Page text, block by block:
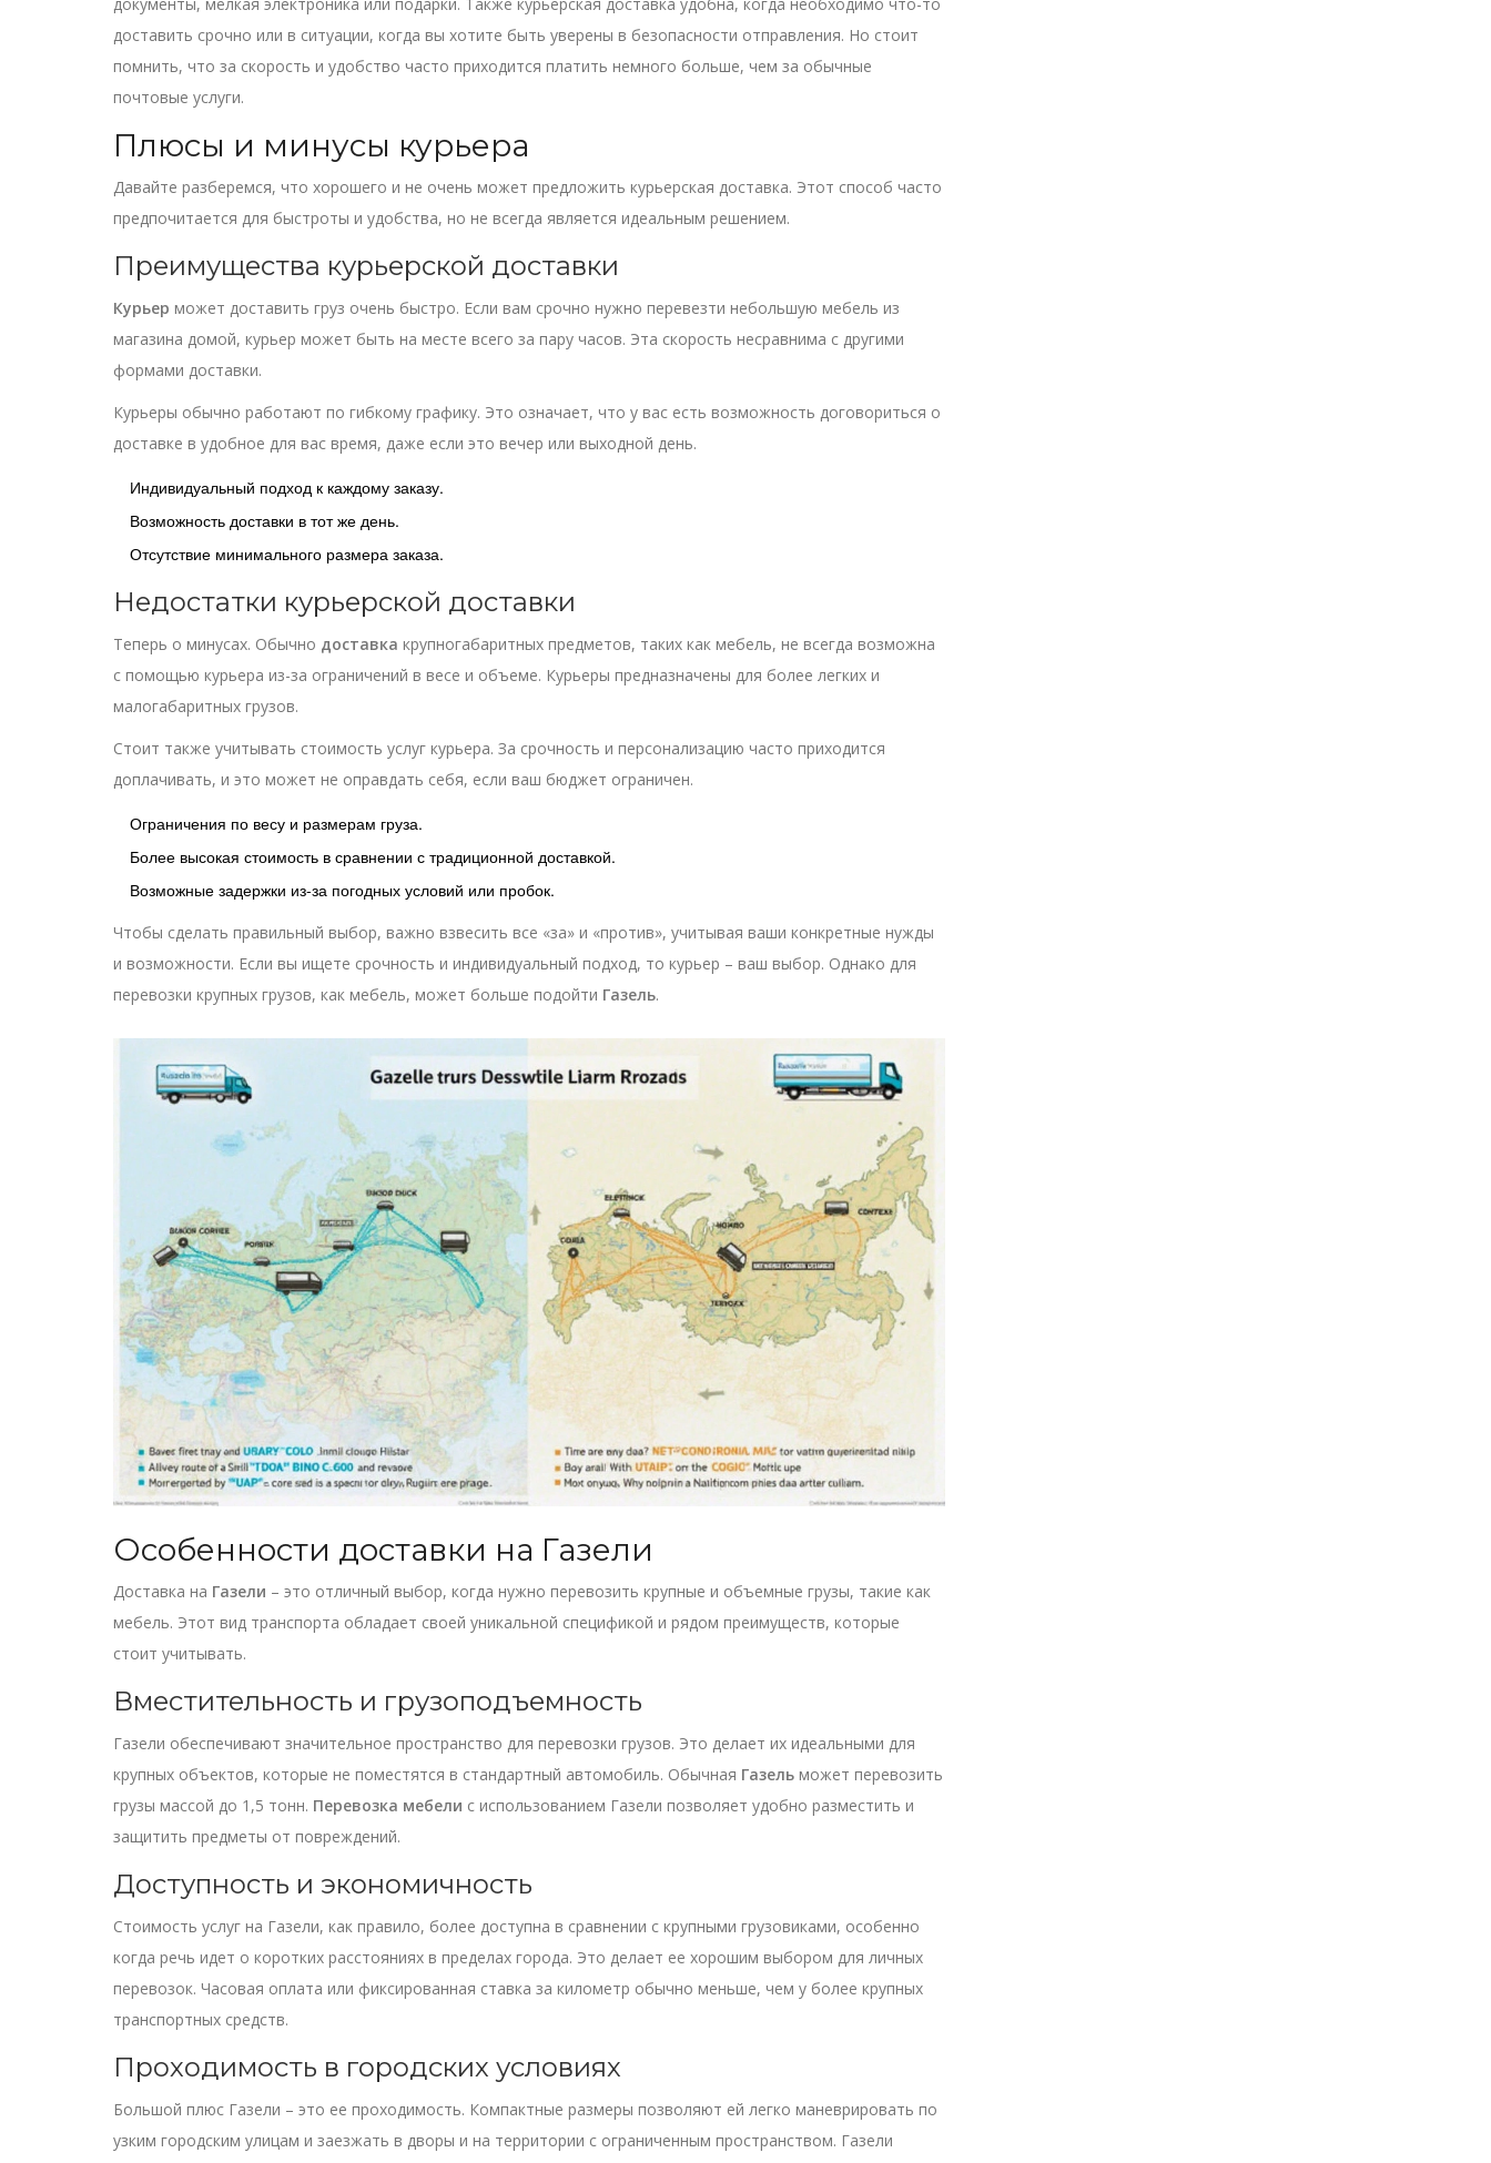
доставить срочно или в ситуации, когда вы хотите быть уверены в безопасности отправления. Но стоит
помнить, что за скорость и удобство часто приходится платить немного больше, чем за обычные
почтовые услуги.
Плюсы и минусы курьера
Давайте разберемся, что хорошего и не очень может предложить курьерская доставка. Этот способ часто
предпочитается для быстроты и удобства, но не всегда является идеальным решением.
Преимущества курьерской доставки
Курьер может доставить груз очень быстро. Если вам срочно нужно перевезти небольшую мебель из
магазина домой, курьер может быть на месте всего за пару часов. Эта скорость несравнима с другими
формами доставки.
Курьеры обычно работают по гибкому графику. Это означает, что у вас есть возможность договориться о
доставке в удобное для вас время, даже если это вечер или выходной день.
Индивидуальный подход к каждому заказу.
Возможность доставки в тот же день.
Отсутствие минимального размера заказа.
Недостатки курьерской доставки
Теперь о минусах. Обычно доставка крупногабаритных предметов, таких как мебель, не всегда возможна
с помощью курьера из-за ограничений в весе и объеме. Курьеры предназначены для более легких и
малогабаритных грузов.
Стоит также учитывать стоимость услуг курьера. За срочность и персонализацию часто приходится
доплачивать, и это может не оправдать себя, если ваш бюджет ограничен.
Ограничения по весу и размерам груза.
Более высокая стоимость в сравнении с традиционной доставкой.
Возможные задержки из-за погодных условий или пробок.
Чтобы сделать правильный выбор, важно взвесить все «за» и «против», учитывая ваши конкретные нужды
и возможности. Если вы ищете срочность и индивидуальный подход, то курьер – ваш выбор. Однако для
перевозки крупных грузов, как мебель, может больше подойти Газель.
Особенности доставки на Газели
Доставка на Газели – это отличный выбор, когда нужно перевозить крупные и объемные грузы, такие как
мебель. Этот вид транспорта обладает своей уникальной спецификой и рядом преимуществ, которые
стоит учитывать.
Вместительность и грузоподъемность
Газели обеспечивают значительное пространство для перевозки грузов. Это делает их идеальными для
крупных объектов, которые не поместятся в стандартный автомобиль. Обычная Газель может перевозить
грузы массой до 1,5 тонн. Перевозка мебели с использованием Газели позволяет удобно разместить и
защитить предметы от повреждений.
Доступность и экономичность
Стоимость услуг на Газели, как правило, более доступна в сравнении с крупными грузовиками, особенно
когда речь идет о коротких расстояниях в пределах города. Это делает ее хорошим выбором для личных
перевозок. Часовая оплата или фиксированная ставка за километр обычно меньше, чем у более крупных
транспортных средств.
Проходимость в городских условиях
Большой плюс Газели – это ее проходимость. Компактные размеры позволяют ей легко маневрировать по
узким городским улицам и заезжать в дворы и на территории с ограниченным пространством. Газели